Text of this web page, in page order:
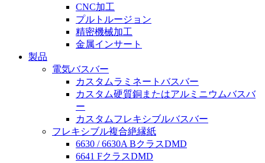
CNC加工
プルトルージョン
精密機械加工
金属インサート
製品
電気バスバー
カスタムラミネートバスバー
カスタム硬質銅またはアルミニウムバスバ
ー
カスタムフレキシブルバスバー
フレキシブル複合絶縁紙
6630 / 6630A BクラスDMD
6641 FクラスDMD